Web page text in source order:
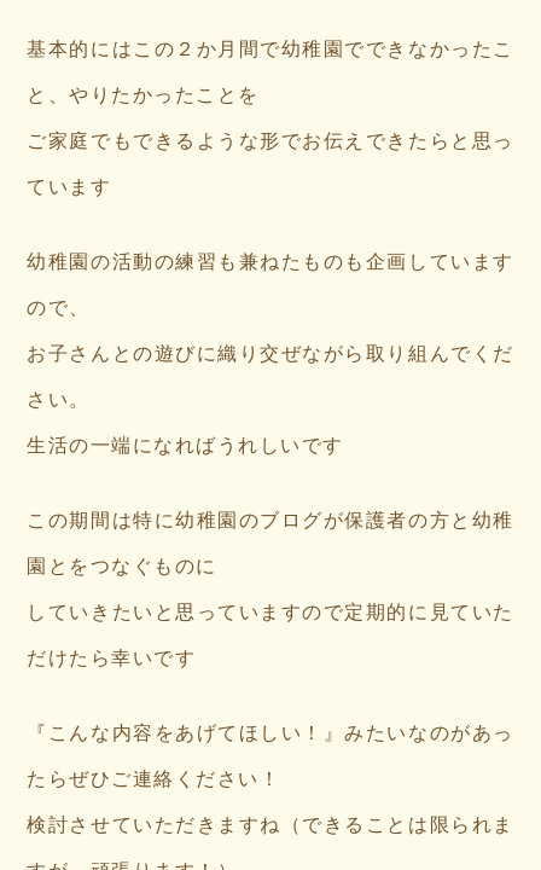
基本的にはこの２か月間で幼稚園でできなかったこ
と、やりたかったことを
ご家庭でもできるような形でお伝えできたらと思っ
ています
幼稚園の活動の練習も兼ねたものも企画しています
ので、
お子さんとの遊びに織り交ぜながら取り組んでくだ
さい。
生活の一端になればうれしいです
この期間は特に幼稚園のブログが保護者の方と幼稚
園とをつなぐものに
していきたいと思っていますので定期的に見ていた
だけたら幸いです
『こんな内容をあげてほしい！』みたいなのがあっ
たらぜひご連絡ください！
検討させていただきますね（できることは限られま